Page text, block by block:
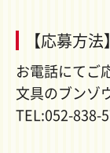
【応募方法】
お電話にてご
文具のブンゾ
TEL:052-838-